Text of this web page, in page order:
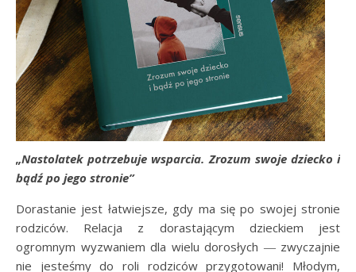
„Nastolatek potrzebuje wsparcia. Zrozum swoje dziecko i
bądź po jego stronie”
Dorastanie jest łatwiejsze, gdy ma się po swojej stronie
rodziców. Relacja z dorastającym dzieckiem jest
ogromnym wyzwaniem dla wielu dorosłych ― zwyczajnie
nie jesteśmy do roli rodziców przygotowani! Młodym,